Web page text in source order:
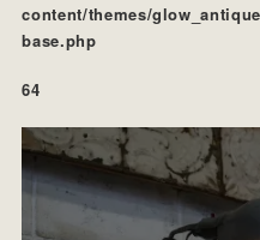
content/themes/
base.php
64